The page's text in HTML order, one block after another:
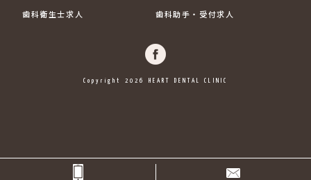
歯科衛生士求人 歯科助手・受付求人
Copyright 2026 HEART DENTAL CLINIC